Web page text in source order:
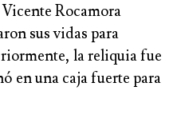
Rocamora
sus vidas para
la reliquia fue
en una caja fuerte para